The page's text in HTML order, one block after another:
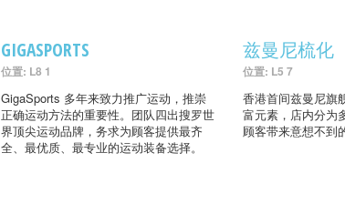
GIGASPORTS
位置: L8 1
GigaSports 多年来致力推广运动，推崇
正确运动方法的重要性。团队四出搜罗世
界顶尖运动品牌，务求为顾客提供最齐
全、最优质、最专业的运动装备选择。
兹曼尼梳化
位置: L5 7
香港首间兹曼尼旗
富元素，店内分为
顾客带来意想不到